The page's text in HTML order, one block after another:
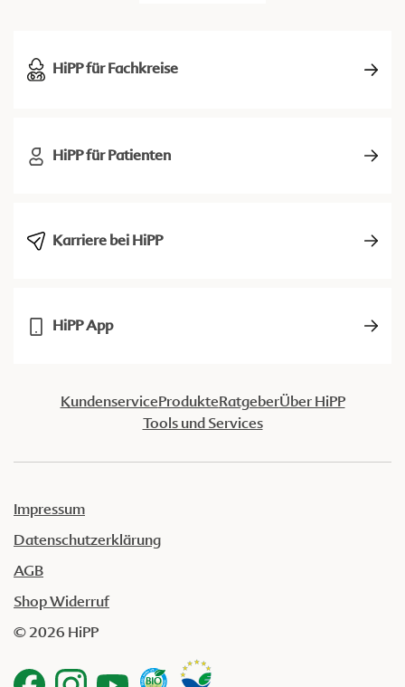
HiPP für Fachkreise
HiPP für Patienten
Karriere bei HiPP
HiPP App
KundenserviceProdukteRatgeberÜber HiPP
Tools und Services
Impressum
Datenschutzerklärung
AGB
Shop Widerruf
© 2026 HiPP